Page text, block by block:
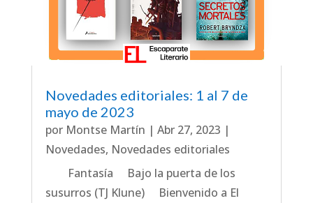
Novedades editoriales: 1 al 7 de
mayo de 2023
por Montse Martín | Abr 27, 2023 |
Novedades, Novedades editoriales
Fantasía Bajo la puerta de los
susurros (TJ Klune) Bienvenido a El